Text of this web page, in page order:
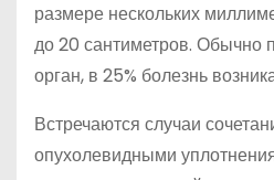
размере нескольких
до 20 сантиметров. Обычно
орган, в 25% болезнь
Встречаются случаи
опухолевидными